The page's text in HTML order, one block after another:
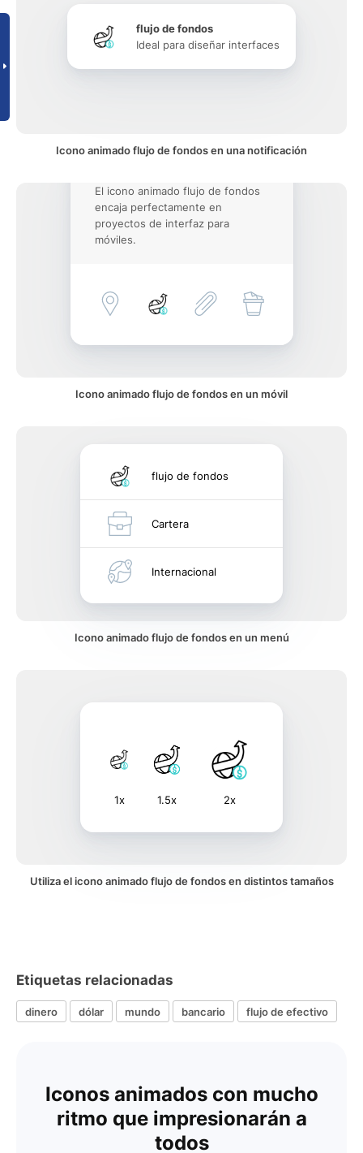
flujo de fondos
Ideal para diseñar interfaces
Icono animado flujo de fondos en una notificación
El icono animado flujo de fondos
encaja perfectamente en
proyectos de interfaz para
móviles.
Icono animado flujo de fondos en un móvil
flujo de fondos
Cartera
Internacional
Icono animado flujo de fondos en un menú
1x 1.5x 2x
Utiliza el icono animado flujo de fondos en distintos tamaños
Etiquetas relacionadas
dinero dólar mundo bancario flujo de efectivo
Iconos animados con mucho
ritmo que impresionarán a
todos